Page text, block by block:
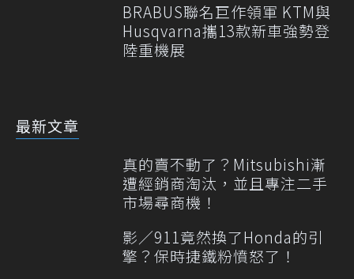
BRABUS聯名巨作領軍 KTM與
Husqvarna攜13款新車強勢登
陸重機展
最新文章
真的賣不動了？Mitsubishi漸
遭經銷商淘汰，並且專注二手
市場尋商機！
影／911竟然換了Honda的引
擎？保時捷鐵粉憤怒了！